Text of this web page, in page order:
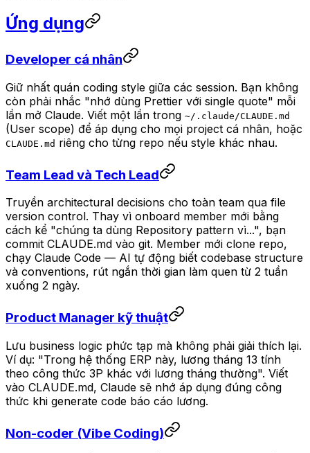
Ứng dụng
Developer cá nhân
Giữ nhất quán coding style giữa các session. Bạn không
còn phải nhắc "nhớ dùng Prettier với single quote" mỗi
lần mở Claude. Viết một lần trong ~/.claude/CLAUDE.md
(User scope) để áp dụng cho mọi project cá nhân, hoặc
CLAUDE.md riêng cho từng repo nếu style khác nhau.
Team Lead và Tech Lead
Truyền architectural decisions cho toàn team qua file
version control. Thay vì onboard member mới bằng
cách kể "chúng ta dùng Repository pattern vì...", bạn
commit CLAUDE.md vào git. Member mới clone repo,
chạy Claude Code — AI tự động biết codebase structure
và conventions, rút ngắn thời gian làm quen từ 2 tuần
xuống 2 ngày.
Product Manager kỹ thuật
Lưu business logic phức tạp mà không phải giải thích lại.
Ví dụ: "Trong hệ thống ERP này, lương tháng 13 tính
theo công thức 3P khác với lương tháng thường". Viết
vào CLAUDE.md, Claude sẽ nhớ áp dụng đúng công
thức khi generate code báo cáo lương.
Non-coder (Vibe Coding)